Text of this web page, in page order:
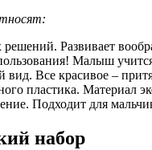
Развивает
Малыш
Все красивое –
пластика. Материал
Подходит для
набор